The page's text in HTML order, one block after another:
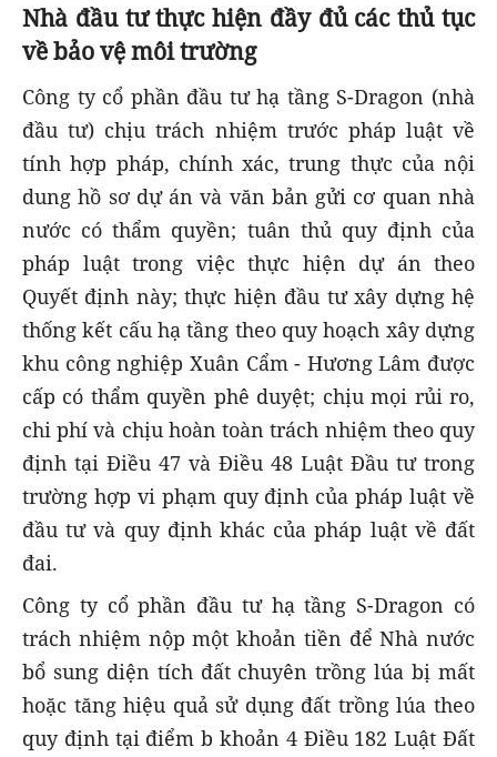
Nhà đầu tư thực hiện đầy đủ các thủ tục
về bảo vệ môi trường
Công ty cổ phần đầu tư hạ tầng S-Dragon (nhà
đầu tư) chịu trách nhiệm trước pháp luật về
tính hợp pháp, chính xác, trung thực của nội
dung hồ sơ dự án và văn bản gửi cơ quan nhà
nước có thẩm quyền; tuân thủ quy định của
pháp luật trong việc thực hiện dự án theo
Quyết định này; thực hiện đầu tư xây dựng hệ
thống kết cấu hạ tầng theo quy hoạch xây dựng
khu công nghiệp Xuân Cẩm - Hương Lâm được
cấp có thẩm quyền phê duyệt; chịu mọi rủi ro,
chi phí và chịu hoàn toàn trách nhiệm theo quy
định tại Điều 47 và Điều 48 Luật Đầu tư trong
trường hợp vi phạm quy định của pháp luật về
đầu tư và quy định khác của pháp luật về đất
đai.
Công ty cổ phần đầu tư hạ tầng S-Dragon có
trách nhiệm nộp một khoản tiền để Nhà nước
bổ sung diện tích đất chuyên trồng lúa bị mất
hoặc tăng hiệu quả sử dụng đất trồng lúa theo
quy định tại điểm b khoản 4 Điều 182 Luật Đất